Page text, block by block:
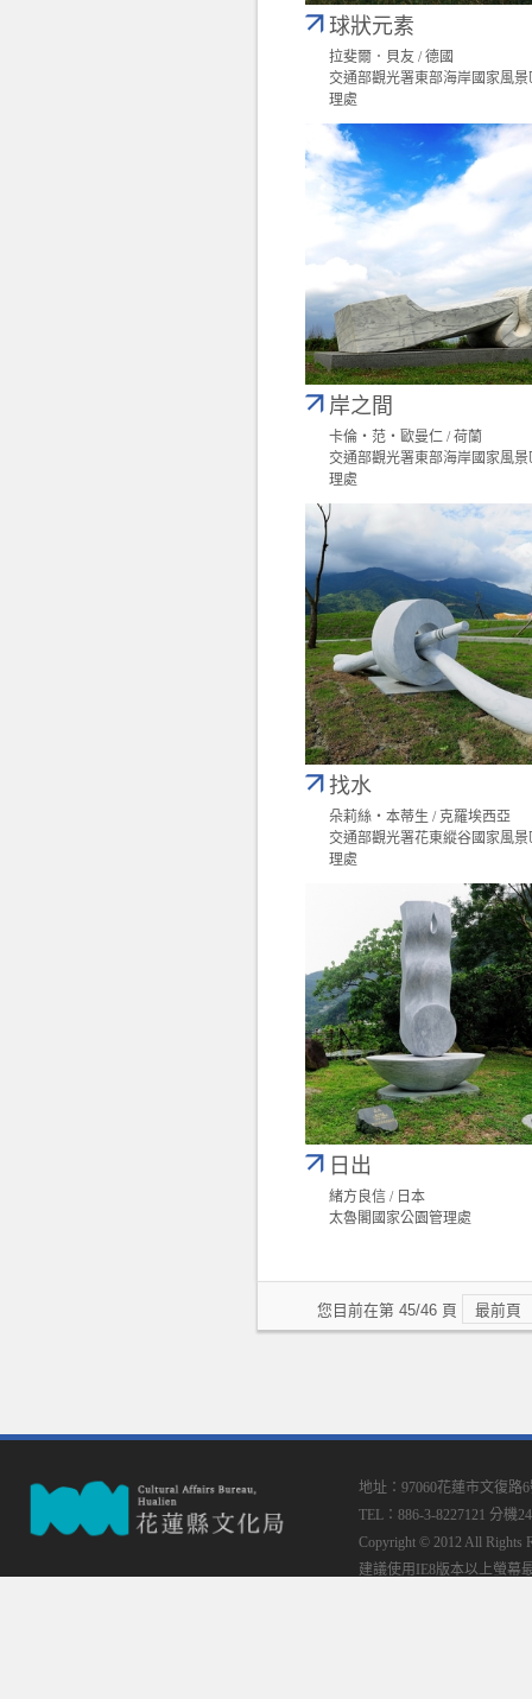
球狀元素
拉斐爾．貝友 / 德國
交通部觀光署東部海岸國家風景
理處
岸之間
卡倫‧范‧歐曼仁 / 荷蘭
交通部觀光署東部海岸國家風景
理處
找水
朵莉絲‧本蒂生 / 克羅埃西亞
交通部觀光署花東縱谷國家風景
理處
日出
緒方良信 / 日本
太魯閣國家公園管理處
您目前在第 45/46 頁 最前頁
地址：97060花蓮市文復路
TEL：886-3-8227121 分機
Copyright © 2012 All Rights
建議使用IE8版本以上螢幕